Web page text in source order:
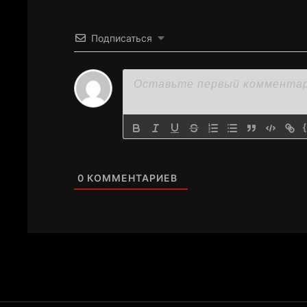
Подписаться
0 КОММЕНТАРИЕВ